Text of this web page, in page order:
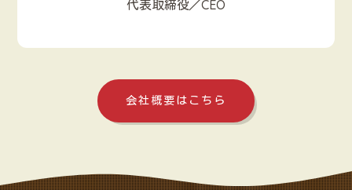
代表取締役／CEO
会社概要はこちら